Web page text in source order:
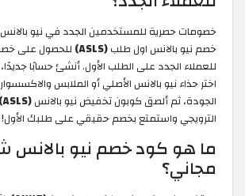
خصومات حصرية للمستخدمين الجدد في نيو
خصم نيو بالانس اول طلب(ASLS)
للعملاء الجدد على الطلب الأول. أنشئ حسابًا
اختر حذاء نيو بالانس الأصلي أو الملابس
الجودة، ثم ألصق كوبون تخفيض نيو بالانس(ASLS)
الترويجي واستمتع بخصم حقيقي على طلبك الأول!
ما هو كود خصم نيو بالانس
مجاني؟